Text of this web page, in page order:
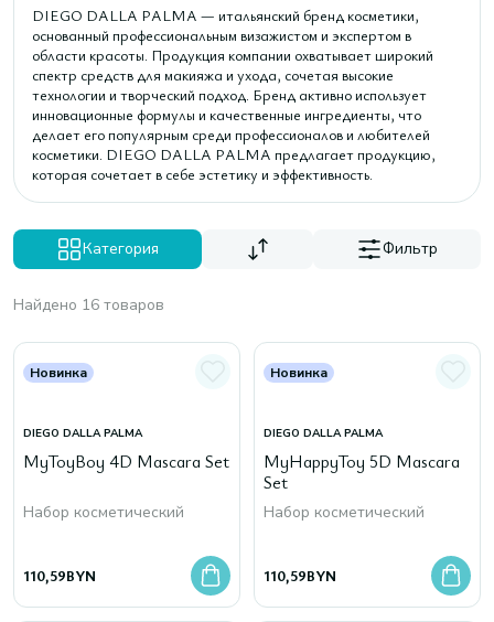
DIEGO DALLA PALMA — итальянский бренд косметики,
основанный профессиональным визажистом и экспертом в
области красоты. Продукция компании охватывает широкий
спектр средств для макияжа и ухода, сочетая высокие
технологии и творческий подход. Бренд активно использует
инновационные формулы и качественные ингредиенты, что
делает его популярным среди профессионалов и любителей
косметики. DIEGO DALLA PALMA предлагает продукцию,
которая сочетает в себе эстетику и эффективность.
Категория Фильтр
Найдено 16 товаров
Новинка
DIEGO DALLA PALMA
MyToyBoy 4D Mascara Set
Набор косметический
110,59BYN
Новинка
DIEGO DALLA PALMA
MyHappyToy 5D Mascara
Set
Набор косметический
110,59BYN